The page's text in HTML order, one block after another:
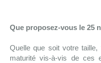
Que proposez-vous le 25
Quelle que soit votre
maturité vis-à-vis de ces